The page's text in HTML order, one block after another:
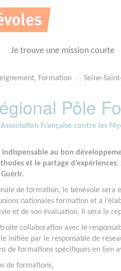
Je trouve une mission courte
Formation Seine-
Pôle
Association Française contre les
au bon
et le partage
de formation, le bénévole
nationales formation et à
et de son évaluation. Il sera le
collaboration avec le
initiée par le responsable de
de formations spécifiques en lien
de formations,